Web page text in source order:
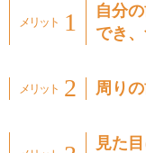
自分
でき、
周り
見た